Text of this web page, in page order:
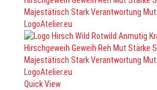
Quick View